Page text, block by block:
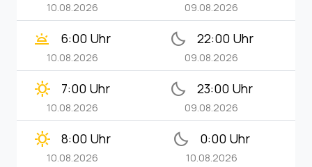
10.08.2026 09.08.2026
wb_twilight 6:00 Uhr
10.08.2026
bedtime 22:00 Uhr
09.08.2026
clear_day 7:00 Uhr
10.08.2026
bedtime 23:00 Uhr
09.08.2026
clear_day 8:00 Uhr
10.08.2026
bedtime 0:00 Uhr
10.08.2026